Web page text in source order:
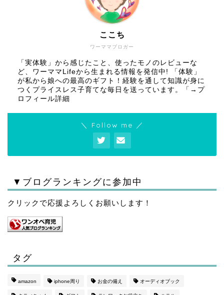
ワーママブロガー
ここち
「実体験」から感じたこと、使ったモノのレビューな
ど、ワーママLifeから生まれる情報を発信中! 「体験」
が私から娘への最高のギフト！経験を通して知識が身に
つくプライスレス子育てな毎日を送っています。「 →プ
ロフィール詳細
＼ Follow me ／
▼ブログランキングに参加中
クリックで応援よろしくお願いします！
タグ
amazon iphone周り お金の備え オーディオブック